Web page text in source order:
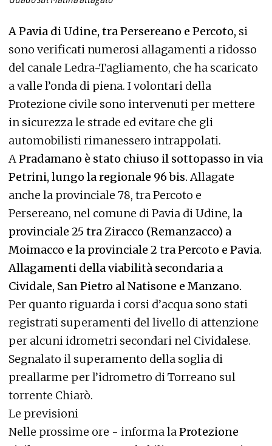
A Pavia di Udine, tra Persereano e Percoto, si
sono verificati numerosi allagamenti a ridosso
del canale Ledra-Tagliamento, che ha scaricato
a valle l’onda di piena. I volontari della
Protezione civile sono intervenuti per mettere
in sicurezza le strade ed evitare che gli
automobilisti rimanessero intrappolati.
APradamano è stato chiuso il sottopasso in via
Petrini, lungo la regionale 96 bis. Allagate
anche la provinciale 78, tra Percoto e
Persereano, nel comune di Pavia di Udine, la
provinciale 25 tra Ziracco (Remanzacco) a
Moimacco e la provinciale 2 tra Percoto e Pavia.
Allagamenti della viabilità secondaria a
Cividale, San Pietro al Natisone e Manzano.
Per quanto riguarda i corsi d’acqua sono stati
registrati superamenti del livello di attenzione
per alcuni idrometri secondari nel Cividalese.
Segnalato il superamento della soglia di
preallarme per l’idrometro di Torreano sul
torrente Chiarò.
Le previsioni
Nelle prossime ore - informa laProtezione